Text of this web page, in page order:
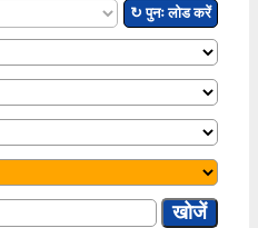
↻ पुनः लोड करें